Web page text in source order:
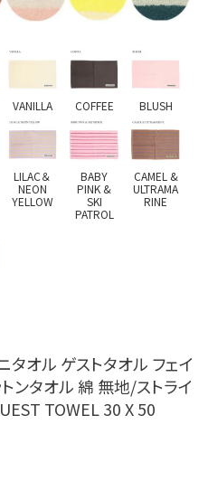
VANILLA COFFEE BLUSH
LILAC＆
NEON
YELLOW
BABY
PINK &
SKI
PATROL
CAMEL &
ULTRAMA
RINE
タオル ゲストタオル フェイ
ンタオル 綿 無地/ストライ
TOWEL 30 X 50